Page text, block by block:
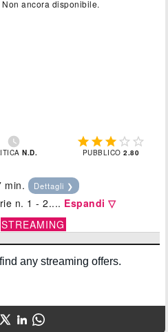
Non ancora disponibile.

N.D.
    
PUBBLICO2.80
min. Dettagli ❯
n. 1 - 2.... Espandi ▽
STREAMING